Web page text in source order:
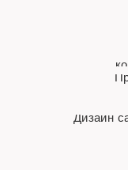
Дизайн